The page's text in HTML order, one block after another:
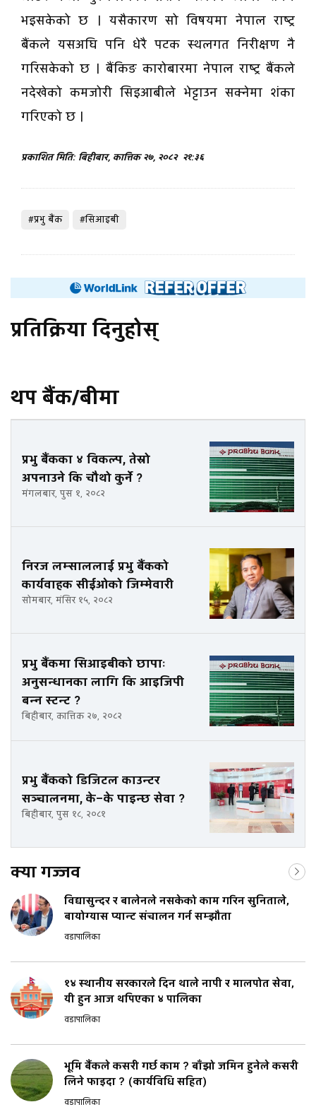
भइसकेको छ । यसैकारण सो विषयमा नेपाल राष्ट्र
बैंकले यसअघि पनि धेरै पटक स्थलगत निरीक्षण नै
गरिसकेको छ । बैंकिङ कारोबारमा नेपाल राष्ट्र बैंकले
नदेखेको कमजोरी सिइआबीले भेट्टाउन सक्नेमा शंका
गरिएको छ ।
प्रकाशित मिति: बिहीबार, कात्तिक २७, २०८२ २१:३६
#प्रभु बैंक #सिआइबी
प्रतिक्रिया दिनुहोस्
थप बैंक/बीमा
प्रभु बैंकका ४ विकल्प, तेस्रो
अपनाउने कि चौथो कुर्ने ?
मंगलबार, पुस १, २०८२
निरज लम्साललाई प्रभु बैंकको
कार्यवाहक सीईओको जिम्मेवारी
सोमबार, मंसिर १५, २०८२
प्रभु बैंकमा सिआइबीको छापाः
अनुसन्धानका लागि कि आइजिपी
बन्न स्टन्ट ?
बिहीबार, कात्तिक २७, २०८२
प्रभु बैंकको डिजिटल काउन्टर
सञ्चालनमा, के–के पाइन्छ सेवा ?
बिहीबार, पुस १८, २०८१
क्या गज्जव
विद्यासुन्दर र बालेनले नसकेको काम गरिन सुनिताले,
बायोग्यास प्यान्ट संचालन गर्न सम्झौता
वडापालिका
१४ स्थानीय सरकारले दिन थाले नापी र मालपोत सेवा,
यी हुन आज थपिएका ४ पालिका
वडापालिका
भूमि बैंकले कसरी गर्छ काम ? बाँझो जमिन हुनेले कसरी
लिने फाइदा ? (कार्यविधि सहित)
वडापालिका